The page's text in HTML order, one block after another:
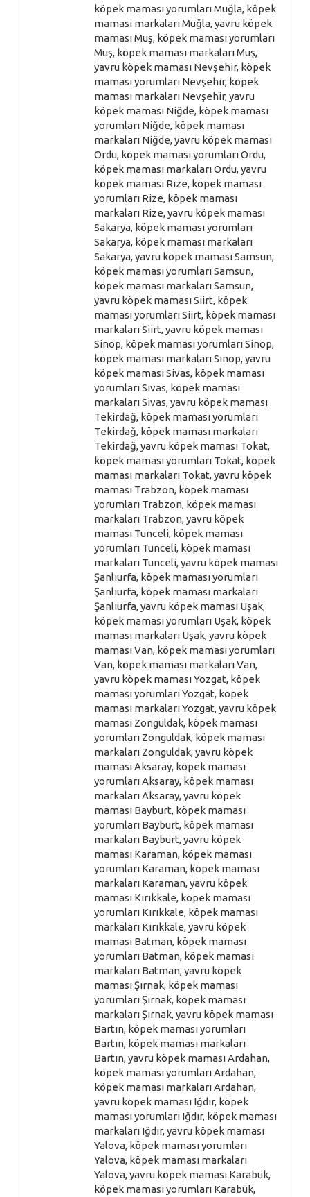
köpek maması yorumları Muğla, köpek
maması markaları Muğla, yavru köpek
maması Muş, köpek maması yorumları
Muş, köpek maması markaları Muş,
yavru köpek maması Nevşehir, köpek
maması yorumları Nevşehir, köpek
maması markaları Nevşehir, yavru
köpek maması Niğde, köpek maması
yorumları Niğde, köpek maması
markaları Niğde, yavru köpek maması
Ordu, köpek maması yorumları Ordu,
köpek maması markaları Ordu, yavru
köpek maması Rize, köpek maması
yorumları Rize, köpek maması
markaları Rize, yavru köpek maması
Sakarya, köpek maması yorumları
Sakarya, köpek maması markaları
Sakarya, yavru köpek maması Samsun,
köpek maması yorumları Samsun,
köpek maması markaları Samsun,
yavru köpek maması Siirt, köpek
maması yorumları Siirt, köpek maması
markaları Siirt, yavru köpek maması
Sinop, köpek maması yorumları Sinop,
köpek maması markaları Sinop, yavru
köpek maması Sivas, köpek maması
yorumları Sivas, köpek maması
markaları Sivas, yavru köpek maması
Tekirdağ, köpek maması yorumları
Tekirdağ, köpek maması markaları
Tekirdağ, yavru köpek maması Tokat,
köpek maması yorumları Tokat, köpek
maması markaları Tokat, yavru köpek
maması Trabzon, köpek maması
yorumları Trabzon, köpek maması
markaları Trabzon, yavru köpek
maması Tunceli, köpek maması
yorumları Tunceli, köpek maması
markaları Tunceli, yavru köpek maması
Şanlıurfa, köpek maması yorumları
Şanlıurfa, köpek maması markaları
Şanlıurfa, yavru köpek maması Uşak,
köpek maması yorumları Uşak, köpek
maması markaları Uşak, yavru köpek
maması Van, köpek maması yorumları
Van, köpek maması markaları Van,
yavru köpek maması Yozgat, köpek
maması yorumları Yozgat, köpek
maması markaları Yozgat, yavru köpek
maması Zonguldak, köpek maması
yorumları Zonguldak, köpek maması
markaları Zonguldak, yavru köpek
maması Aksaray, köpek maması
yorumları Aksaray, köpek maması
markaları Aksaray, yavru köpek
maması Bayburt, köpek maması
yorumları Bayburt, köpek maması
markaları Bayburt, yavru köpek
maması Karaman, köpek maması
yorumları Karaman, köpek maması
markaları Karaman, yavru köpek
maması Kırıkkale, köpek maması
yorumları Kırıkkale, köpek maması
markaları Kırıkkale, yavru köpek
maması Batman, köpek maması
yorumları Batman, köpek maması
markaları Batman, yavru köpek
maması Şırnak, köpek maması
yorumları Şırnak, köpek maması
markaları Şırnak, yavru köpek maması
Bartın, köpek maması yorumları
Bartın, köpek maması markaları
Bartın, yavru köpek maması Ardahan,
köpek maması yorumları Ardahan,
köpek maması markaları Ardahan,
yavru köpek maması Iğdır, köpek
maması yorumları Iğdır, köpek maması
markaları Iğdır, yavru köpek maması
Yalova, köpek maması yorumları
Yalova, köpek maması markaları
Yalova, yavru köpek maması Karabük,
köpek maması yorumları Karabük,